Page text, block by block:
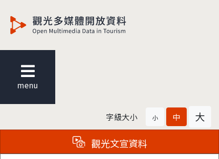
menu
字級大小 小 中 大
觀光文宣資料